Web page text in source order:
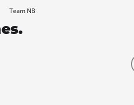
Team NB